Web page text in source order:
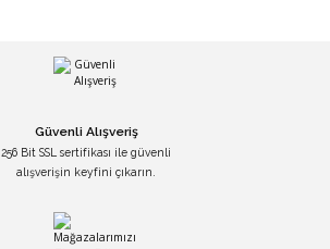
Güvenli Alışveriş
256 Bit SSL sertifikası ile güvenli
alışverişin keyfini çıkarın.